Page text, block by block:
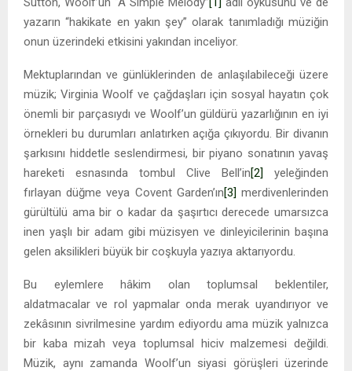
yazarın “hakikate en yakın şey” olarak tanımladığı müziğin
onun üzerindeki etkisini yakından inceliyor.
Mektuplarından ve günlüklerinden de anlaşılabileceği üzere
müzik; Virginia Woolf ve çağdaşları için sosyal hayatın çok
önemli bir parçasıydı ve Woolf’un güldürü yazarlığının en iyi
örnekleri bu durumları anlatırken açığa çıkıyordu. Bir divanın
şarkısını hiddetle seslendirmesi, bir piyano sonatının yavaş
hareketi esnasında tombul Clive Bell’in[2]
yeleğinden
fırlayan düğme veya Covent Garden’ın[3] merdivenlerinden
gürültülü ama bir o kadar da şaşırtıcı derecede umarsızca
inen yaşlı bir adam gibi müzisyen ve dinleyicilerinin başına
gelen aksilikleri büyük bir coşkuyla yazıya aktarıyordu.
Bu eylemlere hâkim olan toplumsal beklentiler,
aldatmacalar ve rol yapmalar onda merak uyandırıyor ve
zekâsının sivrilmesine yardım ediyordu ama müzik yalnızca
bir kaba mizah veya toplumsal hiciv malzemesi değildi.
Müzik, aynı zamanda Woolf’un siyasi görüşleri üzerinde